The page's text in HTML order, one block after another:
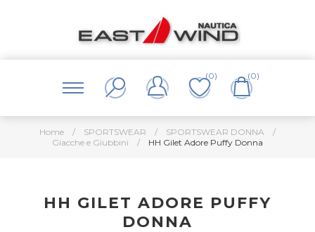
(0) (0)
Home / SPORTSWEAR / SPORTSWEAR DONNA
/
Giacche e Giubbini
/ HH Gilet Adore Puffy Donna
HH GILET ADORE PUFFY
DONNA